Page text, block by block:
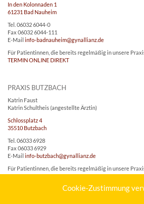
Cookie-Zustimmung
In den Kolonnaden 1
61231 Bad Nauheim
Tel. 06032 6044-0
Fax 06032 6044-111
E-Mail info-badnauheim@gynallianz.de
Für Patientinnen, die bereits regelmäßig in unsere
TERMIN ONLINE DIREKT
PRAXIS BUTZBACH
Katrin Faust
Katrin Schultheis (angestellte Ärztin)
Schlossplatz 4
35510 Butzbach
Tel. 06033 6928
Fax 06033 6929
E-Mail info-butzbach@gynallianz.de
Für Patientinnen, die bereits regelmäßig in unsere
TERMIN ONLINE DIREKT